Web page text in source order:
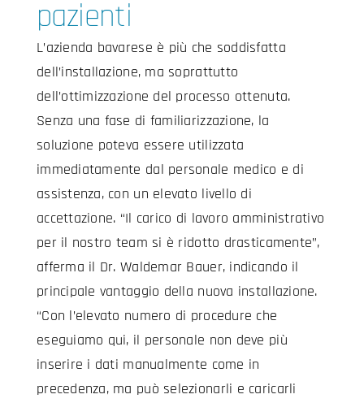
pazienti
L’azienda bavarese è più che soddisfatta
dell’installazione, ma soprattutto
dell’ottimizzazione del processo ottenuta.
Senza una fase di familiarizzazione, la
soluzione poteva essere utilizzata
immediatamente dal personale medico e di
assistenza, con un elevato livello di
accettazione. “Il carico di lavoro amministrativo
per il nostro team si è ridotto drasticamente”,
afferma il Dr. Waldemar Bauer, indicando il
principale vantaggio della nuova installazione.
“Con l’elevato numero di procedure che
eseguiamo qui, il personale non deve più
inserire i dati manualmente come in
precedenza, ma può selezionarli e caricarli